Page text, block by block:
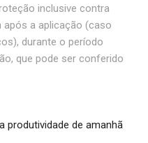
inclusive contra
após a aplicação (caso
durante o período
que pode ser conferido
produtividade de amanhã